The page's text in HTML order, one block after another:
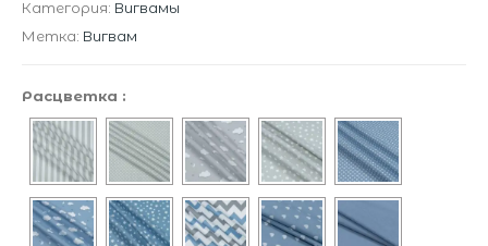
Категория: Вигвамы
Метка: Вигвам
Расцветка :